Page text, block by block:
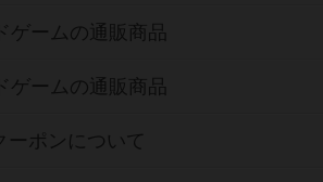
ゲームの通販商品
ゲームの通販商品
ーポンについて